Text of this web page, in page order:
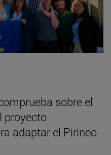
sobre el
proyecto
adaptar el Pirineo